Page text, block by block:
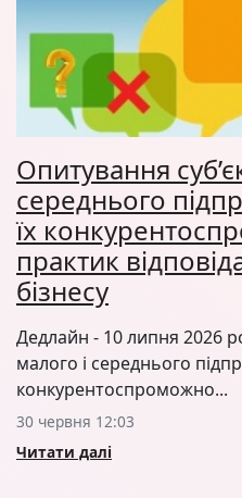
Опитування
середнього
їх
практик
бізнесу
Дедлайн - 10 липня 2026
малого і середнього
конкурентоспроможно...
30 червня 12:03
Читати далі